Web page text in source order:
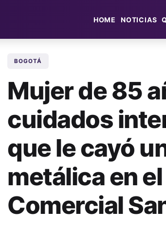
HOME NOTICIAS
BOGOTÁ
Mujer de 85
cuidados
que le cayó
metálica en
Comercial